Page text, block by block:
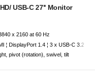
USB-C 27'' Monitor
x 2160 at 60 Hz
¦ DisplayPort 1.4 ¦ 3 x USB-C 3.2
pivot (rotation), swivel, tilt